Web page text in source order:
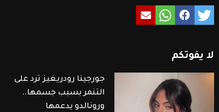
لا يفوتكم
جورجينا رودريغيز ترد على
التنمر بسبب جسمها..
ورونالدو يدعمها